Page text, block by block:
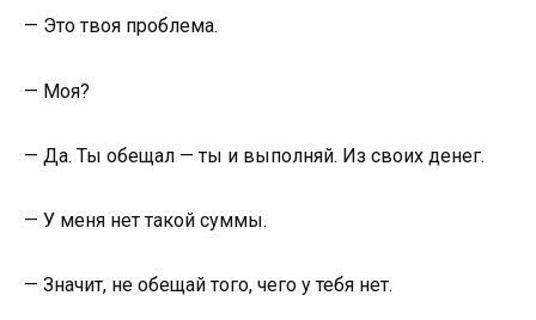
— Это твоя проблема.
— Моя?
— Да. Ты обещал — ты и выполняй. Из своих денег.
— У меня нет такой суммы.
— Значит, не обещай того, чего у тебя нет.